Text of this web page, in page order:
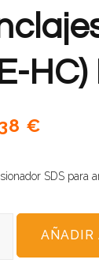
HC)
€
SDS para
AÑADIR